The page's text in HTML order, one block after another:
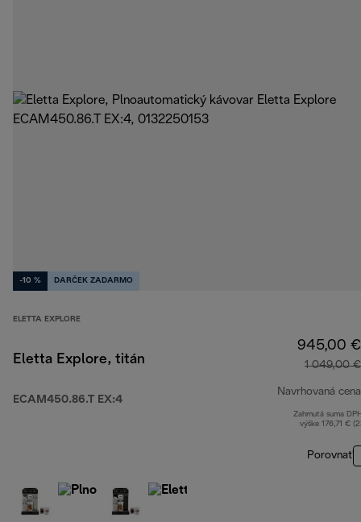
-10 % DARČEK ZADARMO
ELETTA EXPLORE
Eletta Explore, titán
ECAM450.86.T EX:4
945,00 €
1 049,00 €
Navrhovaná cena
Zahrnutá suma
výške 176,71 €
Porovnať